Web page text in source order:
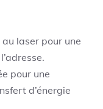
laser pour une
pour une
d’énergie